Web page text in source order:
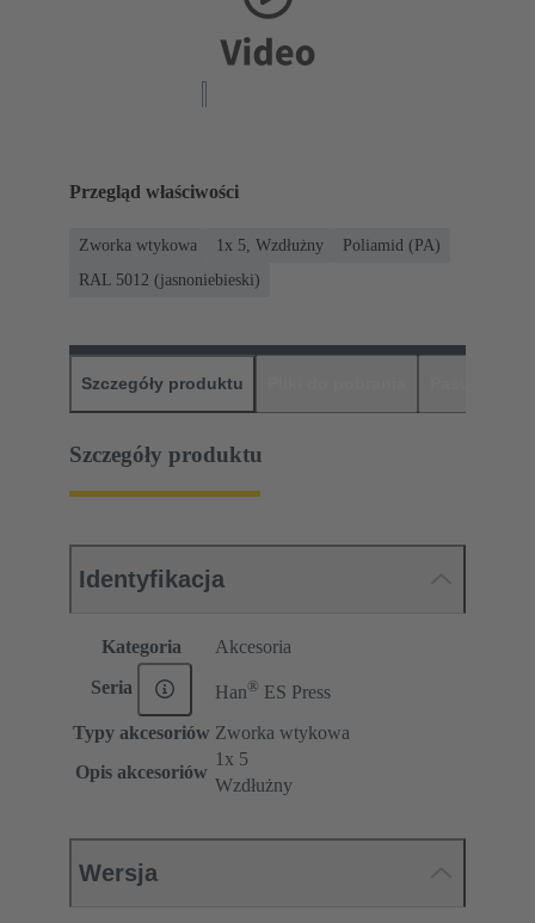
Przegląd właściwości
Zworka wtykowa 1x 5, Wzdłużny
Poliamid (PA)
RAL 5012 (jasnoniebieski)
Szczegóły produktu
Szczegóły produktu
Identyfikacja
Kategoria Akcesoria
Seria Han® ES Press
Typy akcesoriów Zworka wtykowa
Opis akcesoriów
1x 5
Wzdłużny
Wersja